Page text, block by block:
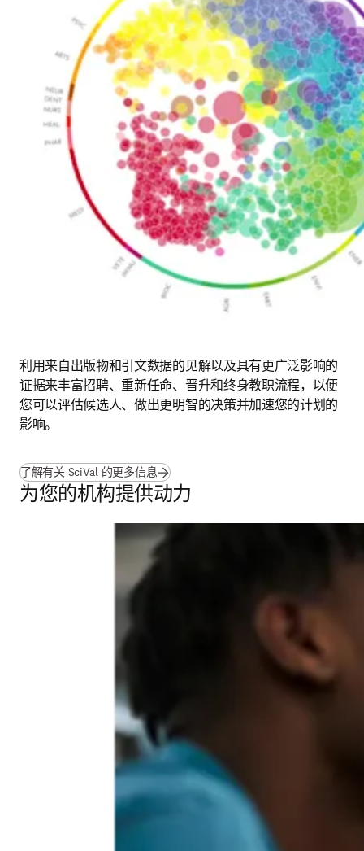
利用来自出版物和引文数据的见解以及具有更广泛影响的
证据来丰富招聘、重新任命、晋升和终身教职流程，以便
您可以评估候选人、做出更明智的决策并加速您的计划的
影响。
了解有关 SciVal 的更多信息
为您的机构提供动力